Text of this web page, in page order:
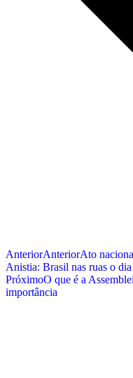
AnteriorAnteriorAto
Anistia: Brasil nas ruas o
PróximoO que é a
importância